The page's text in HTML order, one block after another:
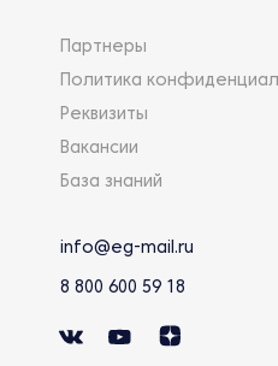
Партнеры
Политика
Реквизиты
Вакансии
База знаний
info@eg-mail.ru
8 800 600 59 18